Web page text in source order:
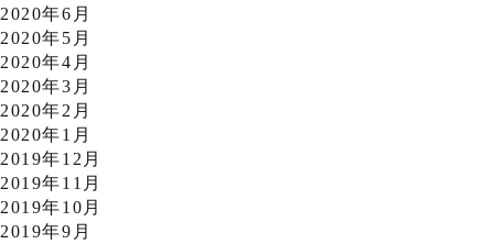
2020年6月
2020年5月
2020年4月
2020年3月
2020年2月
2020年1月
2019年12月
2019年11月
2019年10月
2019年9月